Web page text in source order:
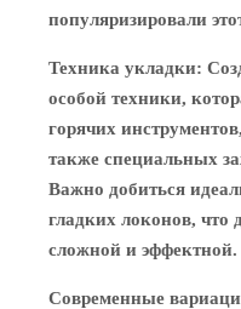
популяризировали
Техника укладки:
особой техники,
горячих
также специальных
Важно добиться
гладких локонов, что
сложной и эффектной.
Современные